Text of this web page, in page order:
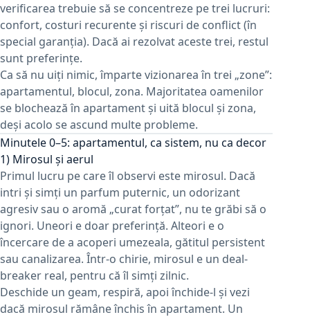
verificarea trebuie să se concentreze pe trei lucruri:
confort, costuri recurente și riscuri de conflict (în
special garanția). Dacă ai rezolvat aceste trei, restul
sunt preferințe.
Ca să nu uiți nimic, împarte vizionarea în trei „zone”:
apartamentul, blocul, zona. Majoritatea oamenilor
se blochează în apartament și uită blocul și zona,
deși acolo se ascund multe probleme.
Minutele 0–5: apartamentul, ca sistem, nu ca decor
1) Mirosul și aerul
Primul lucru pe care îl observi este mirosul. Dacă
intri și simți un parfum puternic, un odorizant
agresiv sau o aromă „curat forțat”, nu te grăbi să o
ignori. Uneori e doar preferință. Alteori e o
încercare de a acoperi umezeala, gătitul persistent
sau canalizarea. Într-o chirie, mirosul e un deal-
breaker real, pentru că îl simți zilnic.
Deschide un geam, respiră, apoi închide-l și vezi
dacă mirosul rămâne închis în apartament. Un